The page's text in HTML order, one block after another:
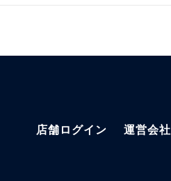
店舗ログイン 運営会社